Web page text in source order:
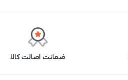
ضمانت اصالت کالا